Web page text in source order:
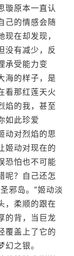
璇原本一直认
己的情感会随
在却发现，
没有减少，反
承受能力变
海的样子，是
看那红莲天火
焰的我，甚至
如此珍爱
对烈焰的思
姬动对现在的
恐怕也不可能
呢？自己还怎
邪岛。”姬动淡
柔顺的跟在
的背，当巨龙
覆盖上了它的
梦幻之银。